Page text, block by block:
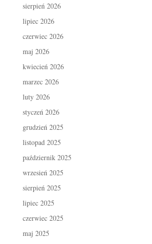
sierpień 2026
lipiec 2026
czerwiec 2026
maj 2026
kwiecień 2026
marzec 2026
luty 2026
styczeń 2026
grudzień 2025
listopad 2025
październik 2025
wrzesień 2025
sierpień 2025
lipiec 2025
czerwiec 2025
maj 2025